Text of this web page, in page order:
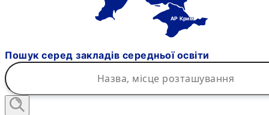
АР Крим
Пошук серед закладів середньої освіти